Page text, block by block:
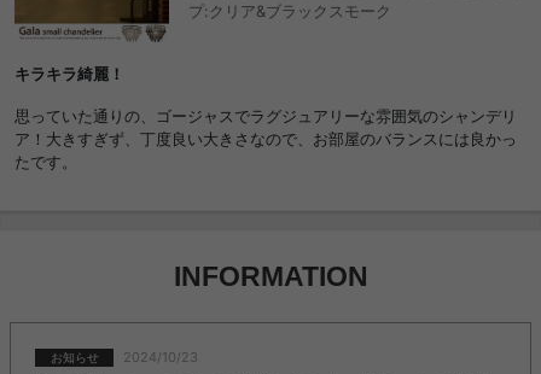
プ:クリア&ブラックスモーク
キラキラ綺麗！
思っていた通りの、ゴージャスでラグジュアリーな雰囲気のシャンデリ
ア！大きすぎず、丁度良い大きさなので、お部屋のバランスには良かっ
たです。
INFORMATION
お知らせ 2024/10/23